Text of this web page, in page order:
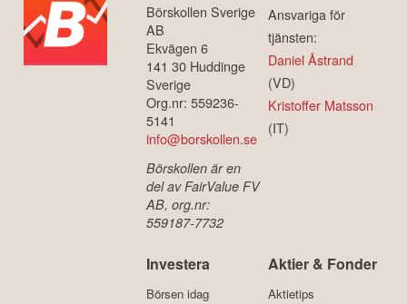
Börskollen Sverige
AB
Ekvägen 6
141 30 Huddinge
Sverige
Org.nr: 559236-
5141
info@borskollen.se
Börskollen är en
del av FairValue FV
AB, org.nr:
559187-7732
Ansvariga för
tjänsten:
Daniel Åstrand
(VD)
Kristoffer Matsson
(IT)
Investera
Börsen idag
Aktier & Fonder
Aktietips